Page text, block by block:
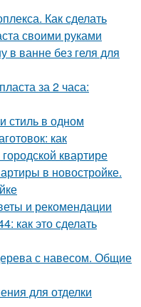
Как сделать
своими руками
в ванне без геля для
за 2 часа:
стиль в одном
как
квартире
в новостройке.
и рекомендации
как это сделать
с навесом. Общие
для отделки